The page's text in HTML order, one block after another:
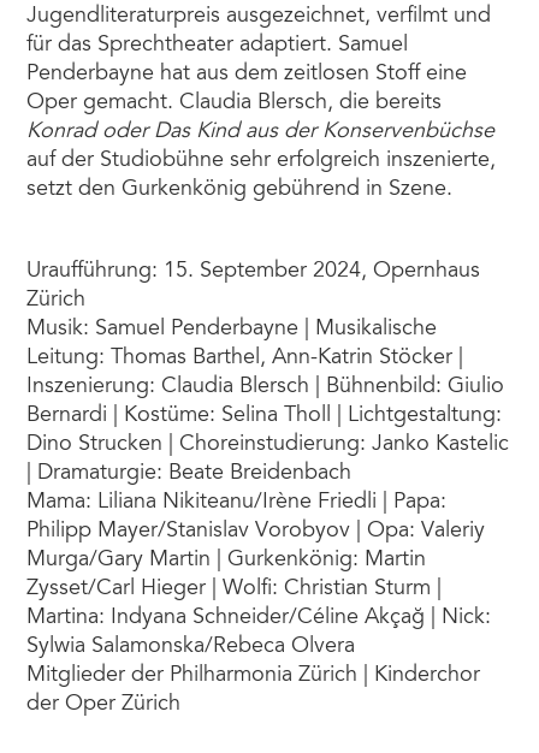
Jugendliteraturpreis ausgezeichnet, verfilmt und
für das Sprechtheater adaptiert. Samuel
Penderbayne hat aus dem zeitlosen Stoff eine
Oper gemacht. Claudia Blersch, die bereits
Konrad oder Das Kind aus der Konservenbüchse
auf der Studiobühne sehr erfolgreich inszenierte,
setzt den Gurkenkönig gebührend in Szene.
Uraufführung: 15. September 2024, Opernhaus
Zürich
Musik: Samuel Penderbayne | Musikalische
Leitung: Thomas Barthel, Ann-Katrin Stöcker |
Inszenierung: Claudia Blersch | Bühnenbild: Giulio
Bernardi | Kostüme: Selina Tholl | Lichtgestaltung:
Dino Strucken | Choreinstudierung: Janko Kastelic
| Dramaturgie: Beate Breidenbach
Mama: Liliana Nikiteanu/Irène Friedli | Papa:
Philipp Mayer/Stanislav Vorobyov | Opa: Valeriy
Murga/Gary Martin | Gurkenkönig: Martin
Zysset/Carl Hieger | Wolfi: Christian Sturm |
Martina: Indyana Schneider/Céline Akçağ | Nick:
Sylwia Salamonska/Rebeca Olvera
Mitglieder der Philharmonia Zürich | Kinderchor
der Oper Zürich